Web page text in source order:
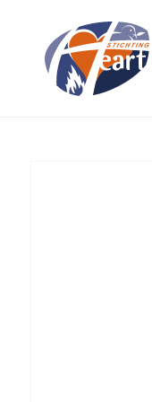
content